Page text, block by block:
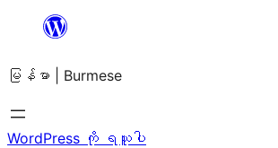
အကြောင်းအရာ
ကျော်သွား
ရန်
မြန်မာ | Burmese
WordPress ကို ရယူပါ